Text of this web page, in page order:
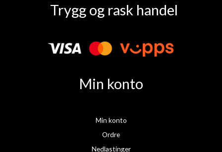
c
b
o
s
g
m
Trygg og rask handel
Min konto
Min konto
Ordre
Nedlastinger